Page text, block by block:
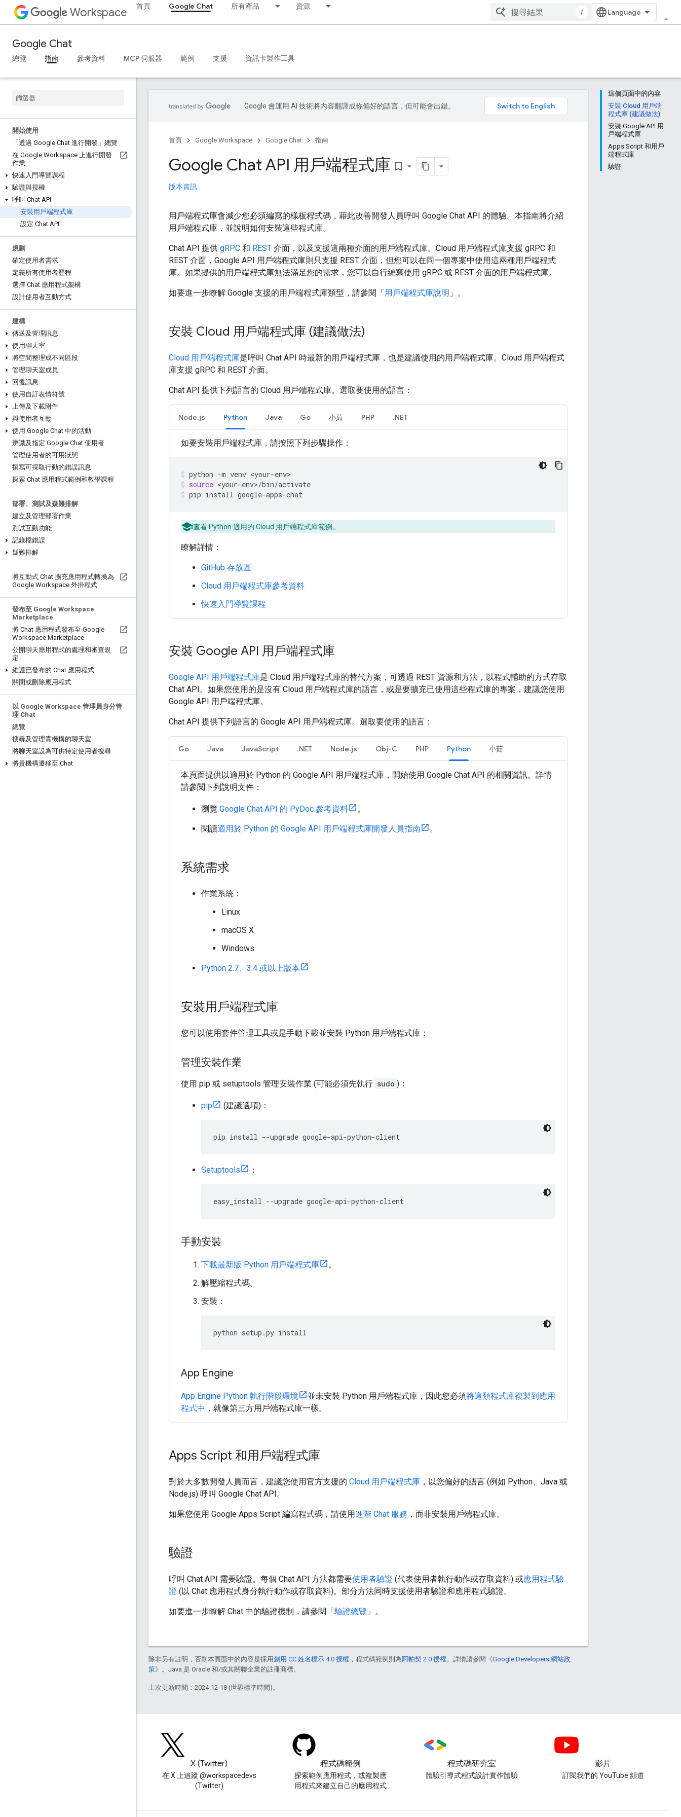
Workspace 首頁 Google Chat 所有產品 資源
/
Google Chat
總覽 指南 參考資料 MCP 伺服器 範例 支援 資訊卡製作工具
開始使用
「透過 Google Chat 進行開發」總覽
在 Google Workspace 上進行開發
作業
快速入門導覽課程
驗證與授權
呼叫 Chat API
安裝用戶端程式庫
設定 Chat API
規劃
確定使用者需求
定義所有使用者歷程
選擇 Chat 應用程式架構
設計使用者互動方式
建構
傳送及管理訊息
使用聊天室
將空間整理成不同區段
管理聊天室成員
回覆訊息
使用自訂表情符號
上傳及下載附件
與使用者互動
使用 Google Chat 中的活動
辨識及指定 Google Chat 使用者
管理使用者的可用狀態
撰寫可採取行動的錯誤訊息
探索 Chat 應用程式範例和教學課程
部署、測試及疑難排解
建立及管理部署作業
測試互動功能
記錄檔錯誤
疑難排解
將互動式 Chat 擴充應用程式轉換為
Google Workspace 外掛程式
發布至 Google Workspace
Marketplace
將 Chat 應用程式發布至 Google
Workspace Marketplace
公開聊天應用程式的處理和審查規
定
維護已發布的 Chat 應用程式
關閉或刪除應用程式
以 Google Workspace 管理員身分管
理 Chat
總覽
搜尋及管理貴機構的聊天室
將聊天室設為可供特定使用者搜尋
將貴機構遷移至 Chat
這個頁面中的內容
安裝 Cloud 用戶端
程式庫 (建議做法)
安裝 Google API 用
戶端程式庫
Apps Script 和用戶
端程式庫
驗證
Google 會運用 AI 技術將內容翻譯成你偏好的語言，但可能會出錯。
首頁 Google Workspace Google Chat 指南
Google Chat API 用戶端程式庫 bookmark_border
版本資訊
用戶端程式庫會減少您必須編寫的樣板程式碼，藉此改善開發人員呼叫 Google Chat API 的體驗。本指南將介紹
用戶端程式庫，並說明如何安裝這些程式庫。
Chat API 提供 gRPC 和 REST 介面，以及支援這兩種介面的用戶端程式庫。Cloud 用戶端程式庫支援 gRPC 和
REST 介面，Google API 用戶端程式庫則只支援 REST 介面，但您可以在同一個專案中使用這兩種用戶端程式
庫。如果提供的用戶端程式庫無法滿足您的需求，您可以自行編寫使用 gRPC 或 REST 介面的用戶端程式庫。
如要進一步瞭解 Google 支援的用戶端程式庫類型，請參閱「用戶端程式庫說明 」。
安裝 Cloud 用戶端程式庫 (建議做法)
Cloud 用戶端程式庫是呼叫 Chat API 時最新的用戶端程式庫，也是建議使用的用戶端程式庫。Cloud 用戶端程式
庫支援 gRPC 和 REST 介面。
Chat API 提供下列語言的 Cloud 用戶端程式庫。選取要使用的語言：
Node.js Python Java Go 小茹 PHP .NET
如要安裝用戶端程式庫，請按照下列步驟操作：
python -m venv <your-env>
source <your-env>/bin/activate
pip install google-apps-chat
查看 Python 適用的 Cloud 用戶端程式庫範例。
瞭解詳情：
GitHub 存放區
Cloud 用戶端程式庫參考資料
快速入門導覽課程
安裝 Google API 用戶端程式庫
Google API 用戶端程式庫是 Cloud 用戶端程式庫的替代方案，可透過 REST 資源和方法，以程式輔助的方式存取
Chat API。如果您使用的是沒有 Cloud 用戶端程式庫的語言，或是要擴充已使用這些程式庫的專案，建議您使用
Google API 用戶端程式庫。
Chat API 提供下列語言的 Google API 用戶端程式庫。選取要使用的語言：
Go Java JavaScript .NET Node.js Obj-C PHP Python 小茹
本頁面提供以適用於 Python 的 Google API 用戶端程式庫，開始使用 Google Chat API 的相關資訊。詳情
請參閱下列說明文件：
瀏覽 Google Chat API 的 PyDoc 參考資料 。
閱讀適用於 Python 的 Google API 用戶端程式庫開發人員指南 。
系統需求
作業系統：
Linux
macOS X
Windows
Python 2.7、3.4 或以上版本
安裝用戶端程式庫
您可以使用套件管理工具或是手動下載並安裝 Python 用戶端程式庫：
管理安裝作業
使用 pip 或 setuptools 管理安裝作業 (可能必須先執行 sudo )：
pip (建議選項)：
pip install --upgrade google-api-python-client
Setuptools ：
easy_install --upgrade google-api-python-client
手動安裝
下載最新版 Python 用戶端程式庫
。
解壓縮程式碼。
安裝：
python setup.py install
App Engine
App Engine Python 執行階段環境 並未安裝 Python 用戶端程式庫，因此您必須將這類程式庫複製到應用
程式中 ，就像第三方用戶端程式庫一樣。
Apps Script 和用戶端程式庫
對於大多數開發人員而言，建議您使用官方支援的 Cloud 用戶端程式庫 ，以您偏好的語言 (例如 Python、Java 或
Node.js) 呼叫 Google Chat API。
如果您使用 Google Apps Script 編寫程式碼，請使用進階 Chat 服務 ，而非安裝用戶端程式庫。
驗證
呼叫 Chat API 需要驗證。每個 Chat API 方法都需要使用者驗證 (代表使用者執行動作或存取資料) 或應用程式驗
證 (以 Chat 應用程式身分執行動作或存取資料)。部分方法同時支援使用者驗證和應用程式驗證。
如要進一步瞭解 Chat 中的驗證機制，請參閱「驗證總覽 」。
除非另有註明，否則本頁面中的內容是採用創用 CC 姓名標示 4.0 授權 ，程式碼範例則為阿帕契 2.0 授權。詳情請參閱《Google Developers 網站政
策》。Java 是 Oracle 和/或其關聯企業的註冊商標。
上次更新時間：2024-12-18 (世界標準時間)。
X (Twitter)
在 X 上追蹤 @workspacedevs
(Twitter)
程式碼範例
探索範例應用程式，或複製應
用程式來建立自己的應用程式
程式碼研究室
體驗引導式程式設計實作體驗
影片
訂閱我們的 YouTube 頻道